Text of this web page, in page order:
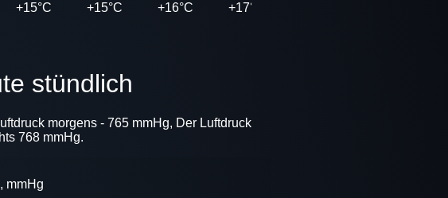
+15°C +15°C +16°C +17°C
stündlich
morgens - 765 mmHg, Der Luftdruck
768 mmHg.
mmHg